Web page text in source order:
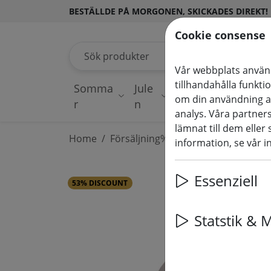
BESTÄLLDE PÅ MORGONEN, SKICKADES DIREKT!
Somma
r
Jule
n
Ljusslingo
r
Home Försäljning%
53% DISCOUNT
Cookie consense
Vår webbplats
tillhandahålla
om din användning
analys. Våra
lämnat till dem eller
information, se vår
Essenziell
Statstik &